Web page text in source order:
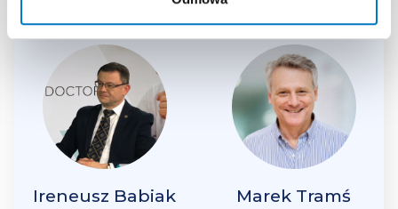
Ireneusz Babiak Marek Tramś